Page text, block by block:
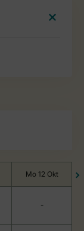
Mo 12 Okt
-